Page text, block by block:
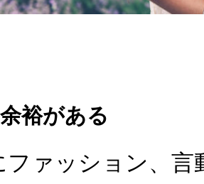
裕がある
ファッション、言